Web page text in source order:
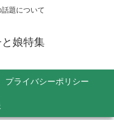
題について
娘特集
プライバシーポリシー